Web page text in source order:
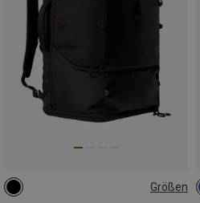
Größen
ONE SIZE